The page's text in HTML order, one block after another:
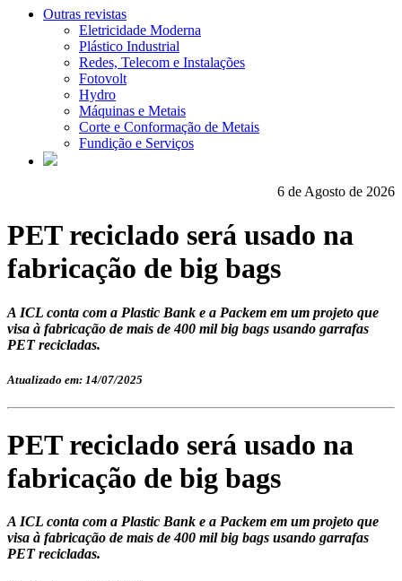
Outras revistas
Eletricidade Moderna
Plástico Industrial
Redes, Telecom e Instalações
Fotovolt
Hydro
Máquinas e Metais
Corte e Conformação de Metais
Fundição e Serviços
6 de Agosto de 2026
PET reciclado será usado na
fabricação de big bags
A ICL conta com a Plastic Bank e a Packem em um projeto que
visa à fabricação de mais de 400 mil big bags usando garrafas
PET recicladas.
Atualizado em: 14/07/2025
PET reciclado será usado na
fabricação de big bags
A ICL conta com a Plastic Bank e a Packem em um projeto que
visa à fabricação de mais de 400 mil big bags usando garrafas
PET recicladas.